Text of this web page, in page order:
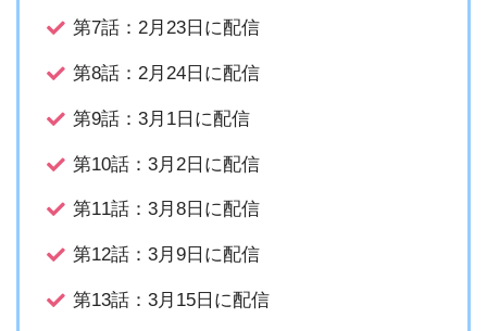
第7話：2月23日に配信
第8話：2月24日に配信
第9話：3月1日に配信
第10話：3月2日に配信
第11話：3月8日に配信
第12話：3月9日に配信
第13話：3月15日に配信